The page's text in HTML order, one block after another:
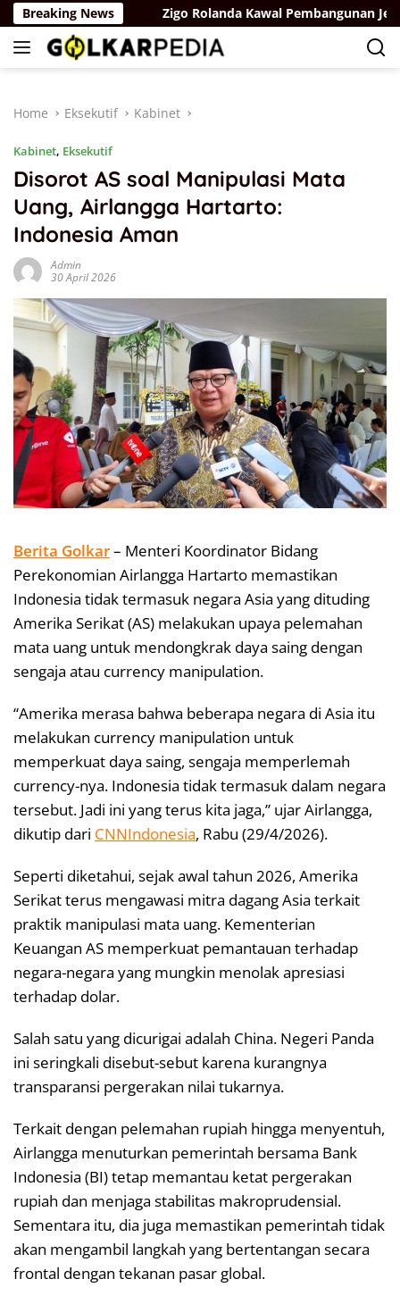
Skip
to
content
Breaking News
Energi RI Zigo Rolanda Kawal Pembangunan
Home Eksekutif Kabinet
Kabinet, Eksekutif
Disorot AS soal Manipulasi Mata
Uang, Airlangga Hartarto:
Indonesia Aman
Admin
30 April 2026
Berita Golkar– Menteri Koordinator Bidang
Perekonomian Airlangga Hartarto memastikan
Indonesia tidak termasuk negara Asia yang dituding
Amerika Serikat (AS) melakukan upaya pelemahan
mata uang untuk mendongkrak daya saing dengan
sengaja atau currency manipulation.
“Amerika merasa bahwa beberapa negara di Asia itu
melakukan currency manipulation untuk
memperkuat daya saing, sengaja memperlemah
currency-nya. Indonesia tidak termasuk dalam negara
tersebut. Jadi ini yang terus kita jaga,” ujar Airlangga,
dikutip dari CNNIndonesia, Rabu (29/4/2026).
Seperti diketahui, sejak awal tahun 2026, Amerika
Serikat terus mengawasi mitra dagang Asia terkait
praktik manipulasi mata uang. Kementerian
Keuangan AS memperkuat pemantauan terhadap
negara-negara yang mungkin menolak apresiasi
terhadap dolar.
Salah satu yang dicurigai adalah China. Negeri Panda
ini seringkali disebut-sebut karena kurangnya
transparansi pergerakan nilai tukarnya.
Terkait dengan pelemahan rupiah hingga menyentuh,
Airlangga menuturkan pemerintah bersama Bank
Indonesia (BI) tetap memantau ketat pergerakan
rupiah dan menjaga stabilitas makroprudensial.
Sementara itu, dia juga memastikan pemerintah tidak
akan mengambil langkah yang bertentangan secara
frontal dengan tekanan pasar global.